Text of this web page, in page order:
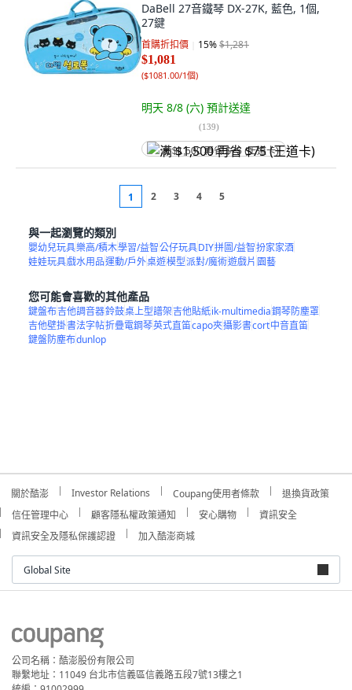
DaBell 27音鐵琴 DX-27K, 藍色, 1個,
27鍵
首購折扣價 15%$1,281
$1,081
($1081.00/1個)
明天 8/8 (六) 預計送達
(139)
满 $1,500 再省 $75 (王道卡)
1 2 3 4 5
與一起瀏覽的類別
嬰幼兒玩具樂高/積木學習/益智公仔玩具DIY拼圖/益智扮家家酒
娃娃玩具戲水用品運動/戶外桌遊模型派對/魔術遊戲片 園藝
您可能會喜歡的其他產品
鍵盤布吉他調音器鈴鼓桌上型譜架吉他貼紙ik-multimedia鋼琴防塵罩
吉他壁掛書法字帖折疊電鋼琴英式直笛capo夾攝影書cort中音直笛
鍵盤防塵布dunlop
關於酷澎 Investor Relations Coupang使用者條款
退換貨政策
信任管理中心
顧客隱私權政策通知 安心購物
資訊安全
資訊安全及隱私保護認證
加入酷澎商城
Global Site
公司名稱：酷澎股份有限公司
聯繫地址：11049 台北市信義區信義路五段7號13樓之1